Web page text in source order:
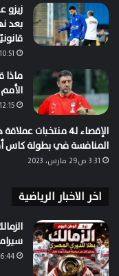
زيزو
بعد
10:51 م3 يونيو، 2025
12:15 م29 يناير، 2024
الإقصاء لـ4
المنافسة في بطولة كاس أمم
3:31 ص29 مارس، 2023
اخر الاخبار الرياضية
6:44 م21 مايو، 2026